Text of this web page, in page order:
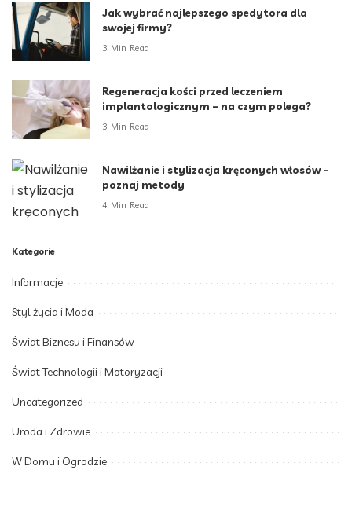
Jak wybrać najlepszego spedytora dla
swojej firmy?
3 Min Read
Regeneracja kości przed leczeniem
implantologicznym – na czym polega?
3 Min Read
Nawilżanie i stylizacja kręconych włosów –
poznaj metody
4 Min Read
Kategorie
Informacje
Styl życia i Moda
Świat Biznesu i Finansów
Świat Technologii i Motoryzacji
Uncategorized
Uroda i Zdrowie
W Domu i Ogrodzie